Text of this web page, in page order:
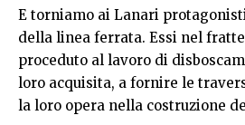
E torniamo ai Lanari
della linea ferrata. Essi nel
proceduto al lavoro di
loro acquisita, a fornire le
la loro opera nella costruzione